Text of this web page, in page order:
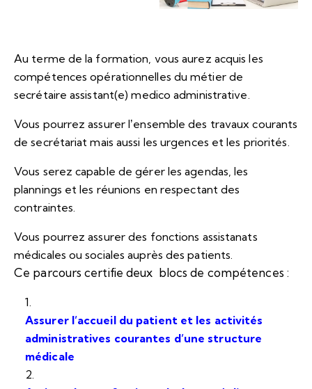
Au terme de la formation, vous aurez acquis les
compétences opérationnelles du métier de
secrétaire assistant(e) medico administrative.
Vous pourrez assurer lʼensemble des travaux courants
de secrétariat mais aussi les urgences et les priorités.
Vous serez capable de gérer les agendas, les
plannings et les réunions en respectant des
contraintes.
Vous pourrez assurer des fonctions assistanats
médicales ou sociales auprès des patients.
Ce parcours certifie deux blocs de compétences :
Assurer l’accueil du patient et les activités
administratives courantes d’une structure
médicale